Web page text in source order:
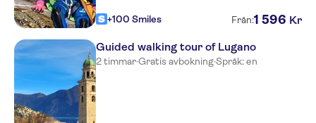
+100 Smiles Från:1 596 Kr
Guided walking tour of Lugano
2 timmar·Gratis avbokning·Språk: en